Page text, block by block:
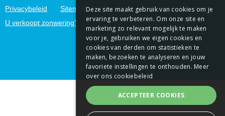
Privacybeleid
Sitemap Contact
Links
U verkoopt zonwering?
Deze site maakt gebruik van cookies om je
ervaring te verbeteren. Om onze site en
marketing zo relevant mogelijk te maken
voor je, gebruiken we eigen cookies en
cookies van derden om statistieken te
maken, bezoeken te analyseren en jouw
favoriete instellingen te onthouden. Meer
over ons cookiebeleid
ACCEPTEER COOKIES